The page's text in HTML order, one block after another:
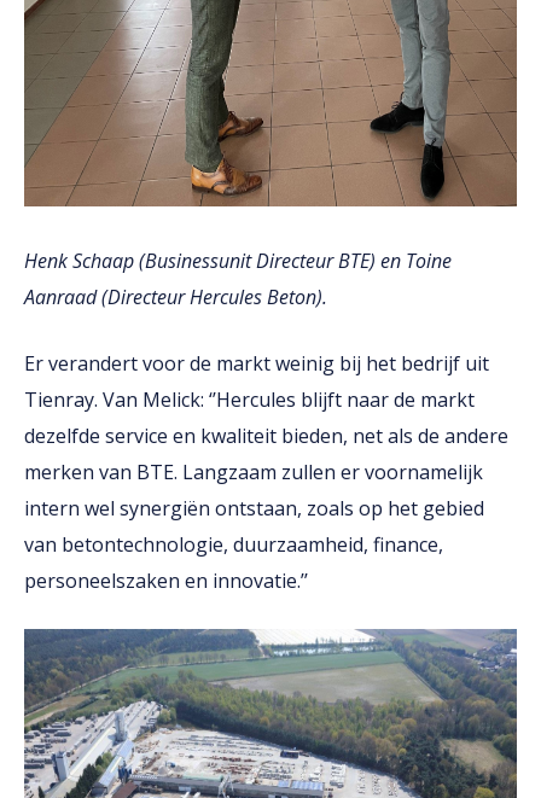
Henk Schaap (Businessunit Directeur BTE) en Toine
Aanraad (Directeur Hercules Beton).
Er verandert voor de markt weinig bij het bedrijf uit
Tienray. Van Melick: ‘’Hercules blijft naar de markt
dezelfde service en kwaliteit bieden, net als de andere
merken van BTE. Langzaam zullen er voornamelijk
intern wel synergiën ontstaan, zoals op het gebied
van betontechnologie, duurzaamheid, finance,
personeelszaken en innovatie.’’